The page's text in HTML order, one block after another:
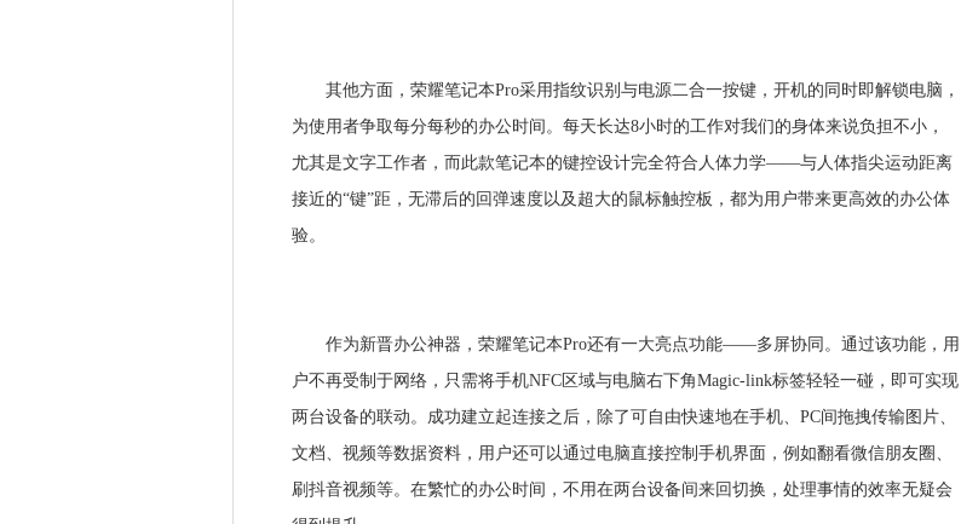
其他方面，荣耀笔记本Pro采用指纹识别与电源二合一按键，开机的同时即解锁电脑，
为使用者争取每分每秒的办公时间。每天长达8小时的工作对我们的身体来说负担不小，
尤其是文字工作者，而此款笔记本的键控设计完全符合人体力学——与人体指尖运动距离
接近的“键”距，无滞后的回弹速度以及超大的鼠标触控板，都为用户带来更高效的办公体
验。
作为新晋办公神器，荣耀笔记本Pro还有一大亮点功能——多屏协同。通过该功能，用
户不再受制于网络，只需将手机NFC区域与电脑右下角Magic-link标签轻轻一碰，即可实现
两台设备的联动。成功建立起连接之后，除了可自由快速地在手机、PC间拖拽传输图片、
文档、视频等数据资料，用户还可以通过电脑直接控制手机界面，例如翻看微信朋友圈、
刷抖音视频等。在繁忙的办公时间，不用在两台设备间来回切换，处理事情的效率无疑会